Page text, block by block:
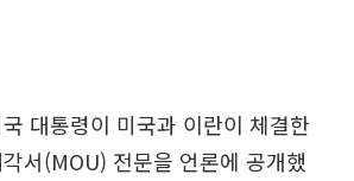
대통령이 미국과 이란이 체결한
서(MOU) 전문을 언론에 공개했